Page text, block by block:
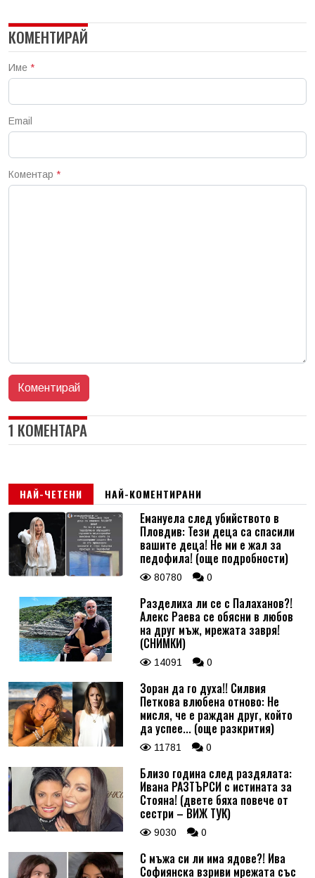
КОМЕНТИРАЙ
Име *
Email
Коментар *
1 КОМЕНТАРА
НАЙ-ЧЕТЕНИ НАЙ-КОМЕНТИРАНИ
Емануела след убийството в
Пловдив: Тези деца са спасили
вашите деца! Не ми е жал за
педофила! (още подробности)
80780 0
Разделиха ли се с Палаханов?!
Алекс Раева се обясни в любов
на друг мъж, мрежата завря!
(СНИМКИ)
14091 0
Зоран да го духа!! Силвия
Петкова влюбена отново: Не
мисля, че е раждан друг, който
да успее... (още разкрития)
11781 0
Близо година след раздялата:
Ивана РАЗТЪРСИ с истината за
Стояна! (двете бяха повече от
сестри – ВИЖ ТУК)
9030 0
С мъжа си ли има ядове?! Ива
Софиянска взриви мрежата със